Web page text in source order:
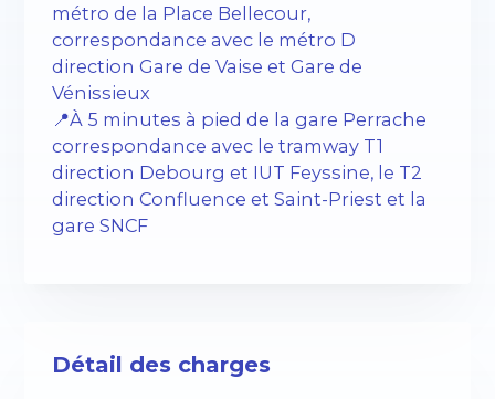
métro de la Place Bellecour,
correspondance avec le métro D
direction Gare de Vaise et Gare de
Vénissieux
📍À 5 minutes à pied de la gare Perrache
correspondance avec le tramway T1
direction Debourg et IUT Feyssine, le T2
direction Confluence et Saint-Priest et la
gare SNCF
Détail des charges